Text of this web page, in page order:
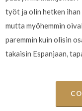
työt ja olin hetken
mutta myöhemmin
paremmin kuin olisin
takaisin Espanjaan,